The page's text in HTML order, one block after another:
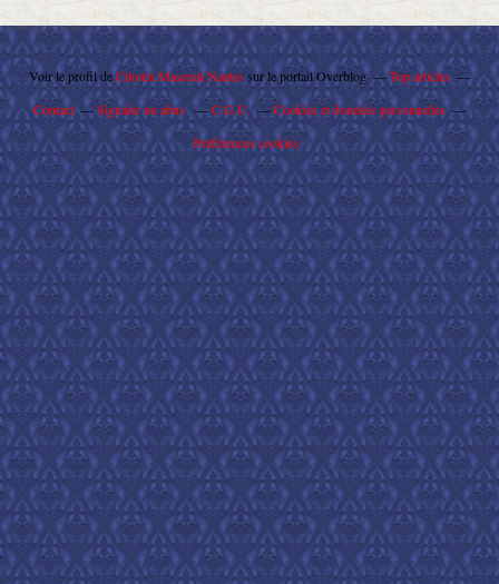
Voir le profil deCitroën Maserati Nantessur le portail Overblog
Top articles
Contact
Signaler un abus C.G.U.
Cookies et données personnelles
Préférences cookies